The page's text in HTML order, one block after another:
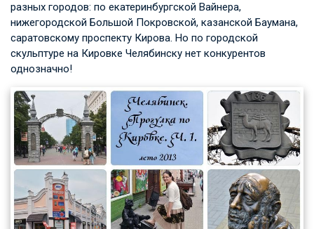
разных городов: по екатеринбургской Вайнера,
нижегородской Большой Покровской, казанской Баумана,
саратовскому проспекту Кирова. Но по городской
скульптуре на Кировке Челябинску нет конкурентов
однозначно!